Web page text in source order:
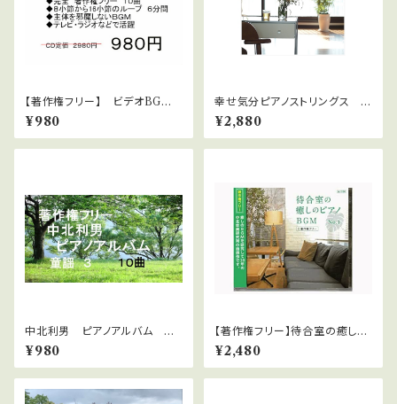
【著作権フリー】 ビデオBGM
シリーズ No.5 躍動感あふれ
るダンス系
¥980
幸せ気分ピアノストリングス W
AVファイルダウンロード版
¥2,880
中北利男 ピアノアルバム 童
謡 3
¥980
【著作権フリー】待合室の癒しの
ピアノBGMシリーズ No1 ダ
ウンロード版 WAVファイル
¥2,480